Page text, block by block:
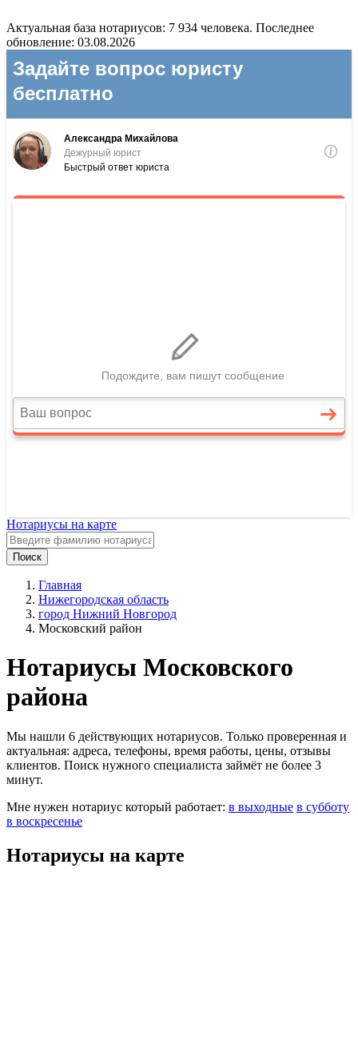
Актуальная база нотариусов: 7 934 человека. Последнее
обновление: 03.08.2026
Нотариусы на карте
Поиск
Главная
Нижегородская область
город Нижний Новгород
Московский район
Нотариусы Московского
района
Мы нашли 6 действующих нотариусов. Только проверенная и
актуальная: адреса, телефоны, время работы, цены, отзывы
клиентов. Поиск нужного специалиста займёт не более 3
минут.
Мне нужен нотариус который работает: в выходные в субботу
в воскресенье
Нотариусы на карте